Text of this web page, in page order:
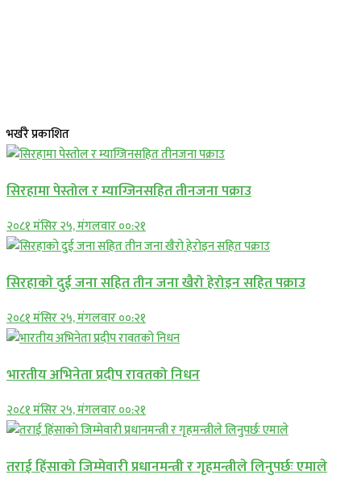
भर्खरै प्रकाशित
सिरहामा पेस्तोल र म्याग्जिनसहित तीनजना पक्राउ
२०८१ मंसिर २५, मंगलवार ००:२१
सिरहाकाे दुई जना सहित तीन जना खैरो हेरोइन सहित पक्राउ
२०८१ मंसिर २५, मंगलवार ००:२१
भारतीय अभिनेता प्रदीप रावतको निधन
२०८१ मंसिर २५, मंगलवार ००:२१
तराई हिंसाको जिम्मेवारी प्रधानमन्त्री र गृहमन्त्रीले लिनुपर्छः एमाले